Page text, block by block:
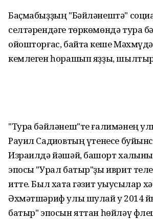
Баҫмабыҙҙың "Бәйләнештә"
селтәрендәге төркөмөндә тура
ойошторғас, байтаҡ кеше
кемлеген һорашып яҙҙы,
"Тура бәйләнеш"те ғалимәнең
Рауил Садиҡовтың үтенесе
Израилдә йәшәй, башҡорт
эпосы "Урал батыр"ҙы иврит
итте. Был хаҡта гәзит уҡыусылар
Әхмәтшәриф улы шулай уҡ 2014
батыр" эпосын яттан һөйләү